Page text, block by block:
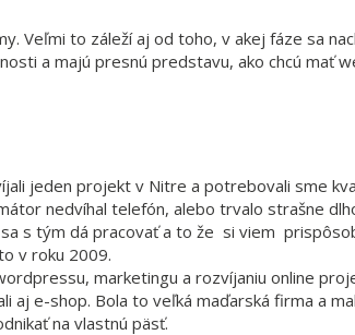
Veľmi to záleží aj od toho, v akej fáze sa
a majú presnú predstavu, ako chcú mať
jeden projekt v Nitre a potrebovali sme
nedvíhal telefón, alebo trvalo strašne
s tým dá pracovať a to že si viem
v roku 2009.
marketingu a rozvíjaniu online
aj e-shop. Bola to veľká maďarská firma a
na vlastnú päsť.